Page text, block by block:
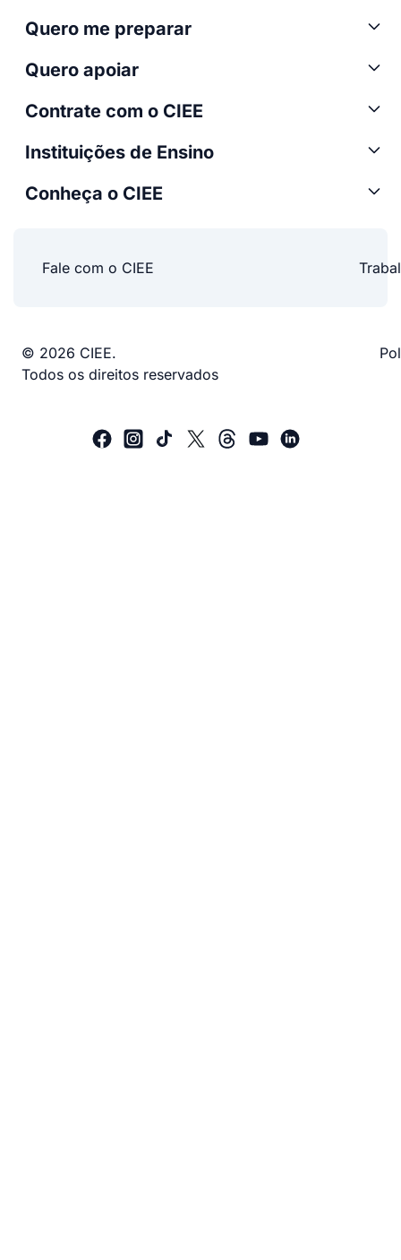
Quero me preparar
Quero apoiar
Contrate com o CIEE
Instituições de Ensino
Conheça o CIEE
Fale com o CIEE
© 2026 CIEE.
Todos os direitos reservados